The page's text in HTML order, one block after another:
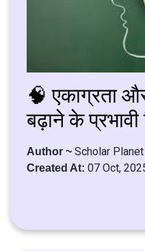
🧠 एकाग्रता
बढ़ाने के प्रभावी
Author ~ Scholar Planet
Created At: 07 Oct,